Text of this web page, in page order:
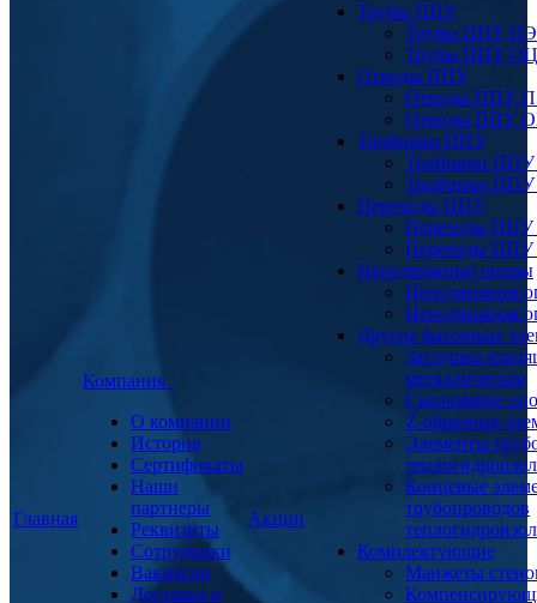
Главная
Компания
О компании
История
Сертификаты
Наши
партнеры
Реквизиты
Сотрудники
Вакансии
Доставка и
Акции
Трубы ППУ
Трубы ППУ ПЭ
Трубы ППУ ОЦ
Отводы ППУ
Отводы ППУ
Отводы ППУ
Тройники ППУ
Тройники
Тройники
Переходы ППУ
Переходы
Переходы
Неподвижные опоры
Неподвижная
Неподвижная
Другие фасонные
Заглушка
металлическая
Скользящие
Z-образные
Элементы
Концевые
трубопроводов
Комплектующие
Манжеты